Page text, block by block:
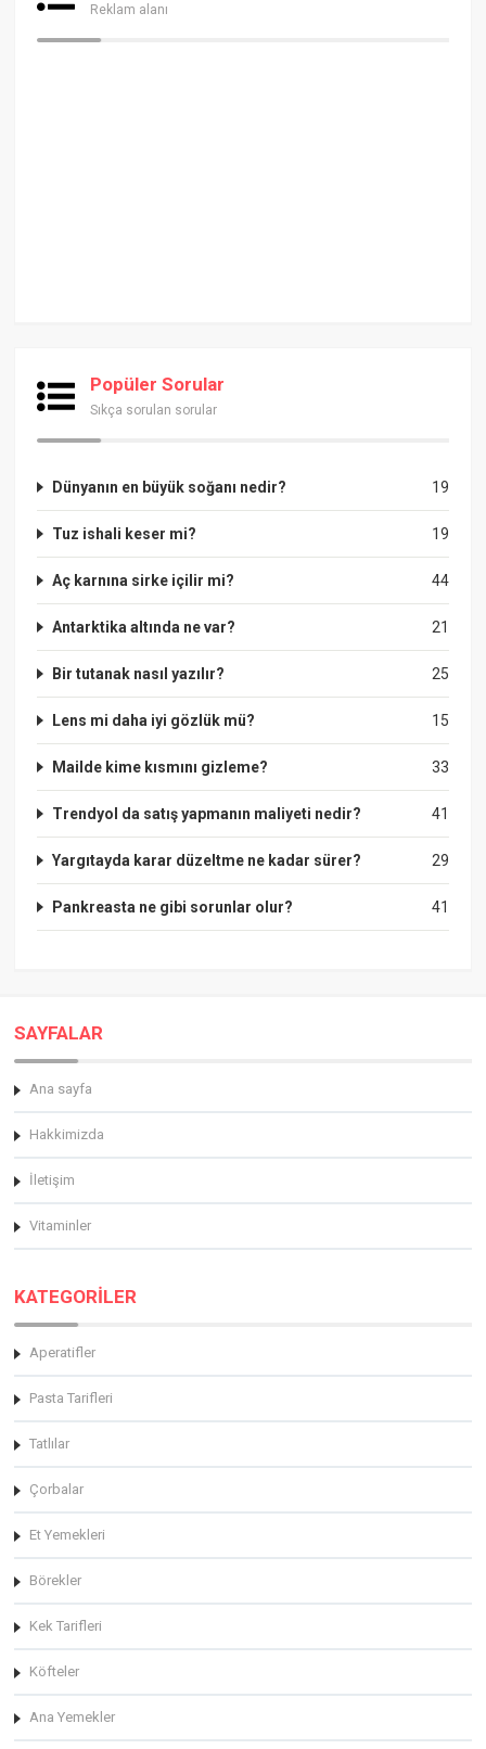
Reklam alanı
Popüler Sorular
Sıkça sorulan sorular
19
Dünyanın en büyük soğanı nedir?
19
Tuz ishali keser mi?
44
Aç karnına sirke içilir mi?
21
Antarktika altında ne var?
25
Bir tutanak nasıl yazılır?
15
Lens mi daha iyi gözlük mü?
33
Mailde kime kısmını gizleme?
41
Trendyol da satış yapmanın maliyeti nedir?
29
Yargıtayda karar düzeltme ne kadar sürer?
41
Pankreasta ne gibi sorunlar olur?
SAYFALAR
Ana sayfa
Hakkimizda
İletişim
Vitaminler
KATEGORİLER
Aperatifler
Pasta Tarifleri
Tatlılar
Çorbalar
Et Yemekleri
Börekler
Kek Tarifleri
Köfteler
Ana Yemekler